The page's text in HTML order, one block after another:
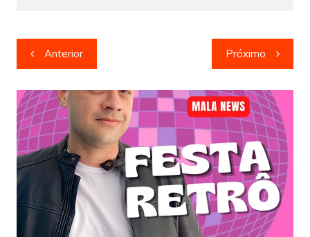
Navegação
de
Post
Anterior Próximo